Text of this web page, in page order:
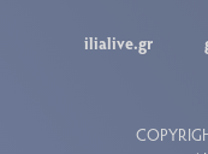
ilialive.gr